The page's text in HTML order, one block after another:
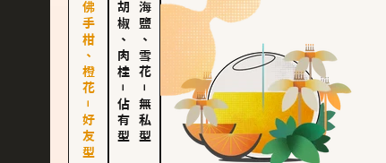
佛手柑、橙花－好友型 胡椒、肉桂
－
佔有型
海鹽、雪花
－
無私型